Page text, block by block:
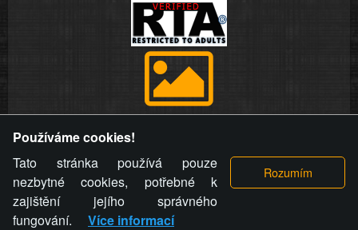
videa a komentáře. Osoba, které se toto opatření provozovatele
stránky týče, ani osoba, která umístila fotografii nebo video na
stránku, nemůže z důvodu odstranění fotografie, videa nebo
komentáře pro výše uvedenou okolnost uplatnit vůči
provozovateli stránky žádný nárok na náhradu škody nebo
nemajetkové újmy.
Používáme cookies!
Tato stránka používá pouze
nezbytné cookies, potřebné k
zajištění jejího správného
fungování.
Více informací